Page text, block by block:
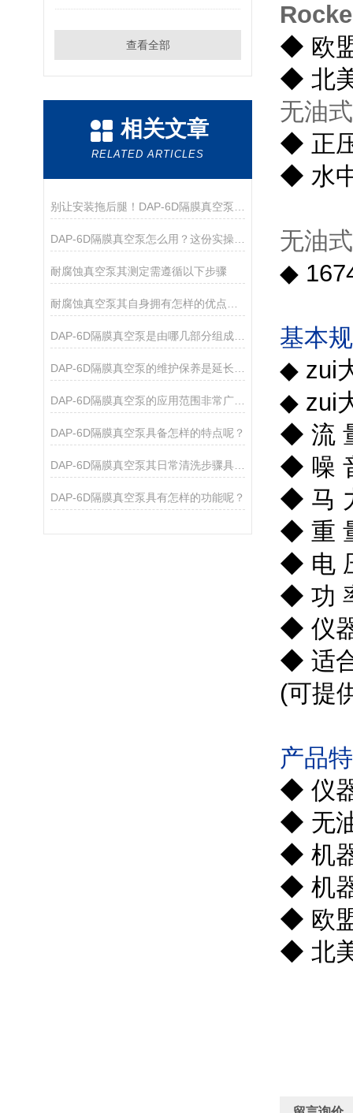
查看全部
相关文章
RELATED ARTICLES
耐腐蚀真空泵其测定需遵循以下步骤
DAP-6D隔膜真空泵是由哪几部分组成的呢？
DAP-6D隔膜真空泵具备怎样的特点呢？
DAP-6D隔膜真空泵其日常清洗步骤具体是如何的呢？
DAP-6D隔膜真空泵具有怎样的功能呢？
◆ 欧
◆ 北
无油
◆ 正
◆ 水
无油
◆
基本
◆ zui
◆ zui
◆ 流
◆ 噪
◆ 马
◆ 重
◆ 电
◆ 功
◆ 仪
◆ 适
(可提
产品
◆ 仪
◆ 无
◆ 机
◆ 机
◆ 欧
◆ 北